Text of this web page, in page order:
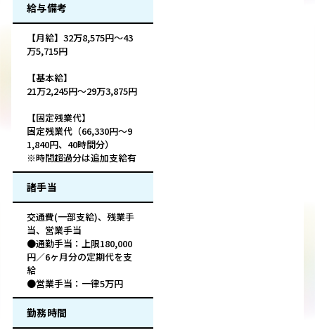
給与備考
【月給】32万8,575円～43
万5,715円
【基本給】
21万2,245円～29万3,875円
【固定残業代】
固定残業代（66,330円～9
1,840円、40時間分）
※時間超過分は追加支給有
諸手当
交通費(一部支給)、残業手
当、営業手当
●通勤手当：上限180,000
円／6ヶ月分の定期代を支
給
●営業手当：一律5万円
勤務時間